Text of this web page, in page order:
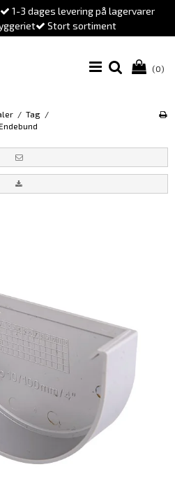
1-3 dages levering på lagervarer
Stort sortiment
(0)
/ Tag /